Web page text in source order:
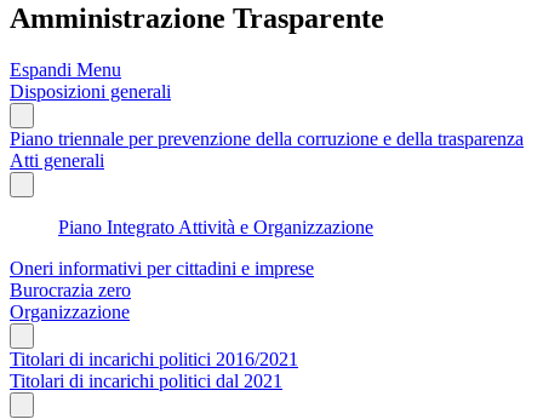
Amministrazione Trasparente
Espandi Menu
Disposizioni generali
Piano triennale per prevenzione della corruzione e della trasparenza
Atti generali
Piano Integrato Attività e Organizzazione
Oneri informativi per cittadini e imprese
Burocrazia zero
Organizzazione
Titolari di incarichi politici 2016/2021
Titolari di incarichi politici dal 2021